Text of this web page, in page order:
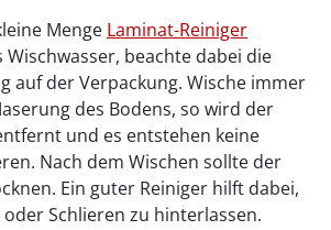
Menge Laminat-Reiniger
beachte dabei die
auf der Verpackung. Wische immer
des Bodens, so wird der
und es entstehen keine
Nach dem Wischen sollte der
Ein guter Reiniger hilft dabei,
Schlieren zu hinterlassen.